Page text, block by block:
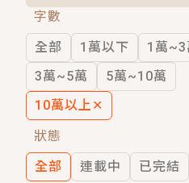
穿越｜《穿越
字數
全部
1萬以下
1萬~3
3萬~5萬
5萬~10萬
10萬以上 ✕
狀態
全部
連載中
已完結